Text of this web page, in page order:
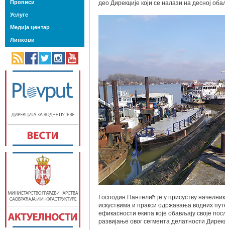
део Дирекције који се налази на десној
Господин Пантелић је у присуству
искуствима и пракси одржавања водних
ефикасности екипа које обављају своје
развијање овог сегмента делатности
Прописи
Услуге
Медија центар
Линкови